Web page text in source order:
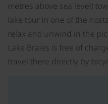
metres above sea level)
lake tour in one of the
relax and unwind in the
Lake Braies is free of
travel there directly by